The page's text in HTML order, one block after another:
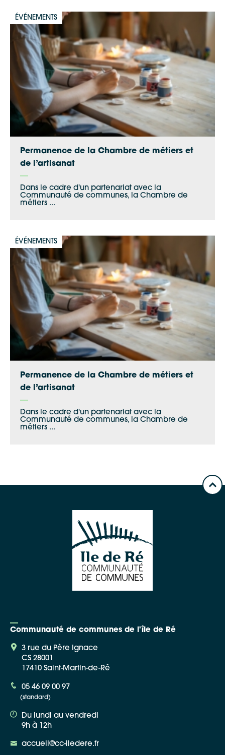
ÉVÉNEMENTS
Permanence de la Chambre de métiers et
de l’artisanat
Dans le cadre d'un partenariat avec la
Communauté de communes, la Chambre de
métiers ...
ÉVÉNEMENTS
Permanence de la Chambre de métiers et
de l’artisanat
Dans le cadre d'un partenariat avec la
Communauté de communes, la Chambre de
métiers ...
Communauté de communes de l'île de Ré
3 rue du Père Ignace
CS 28001
17410 Saint-Martin-de-Ré
05 46 09 00 97
(standard)
Du lundi au vendredi
9h à 12h
accueil@cc-iledere.fr
ShareThis is disabled. Allow